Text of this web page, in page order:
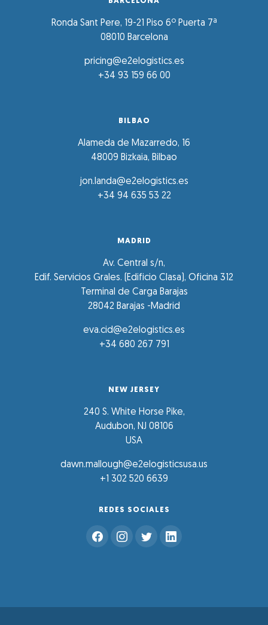
Ronda Sant Pere, 19-21 Piso 6º Puerta 7ª
08010 Barcelona
pricing@e2elogistics.es
+34 93 159 66 00
BILBAO
Alameda de Mazarredo, 16
48009 Bizkaia, Bilbao
jon.landa@e2elogistics.es
+34 94 635 53 22
MADRID
Av. Central s/n,
Edif. Servicios Grales. (Edificio Clasa), Oficina 312
Terminal de Carga Barajas
28042 Barajas -Madrid
eva.cid@e2elogistics.es
+34 680 267 791
NEW JERSEY
240 S. White Horse Pike,
Audubon, NJ 08106
USA
dawn.mallough@e2elogisticsusa.us
+1 302 520 6639
REDES SOCIALES